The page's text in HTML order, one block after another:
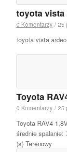
toyota vista
0 Komentarzy / 25
toyota vista
Toyota
0 Komentarzy / 25
Toyota RAV4
średnie spalanie:
(s) Terenowy